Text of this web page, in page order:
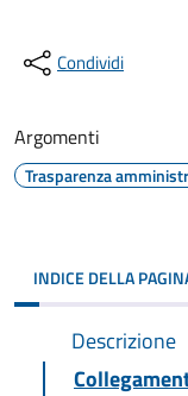
Condividi
Argomenti
Trasparenza
INDICE DELLA
Descrizione